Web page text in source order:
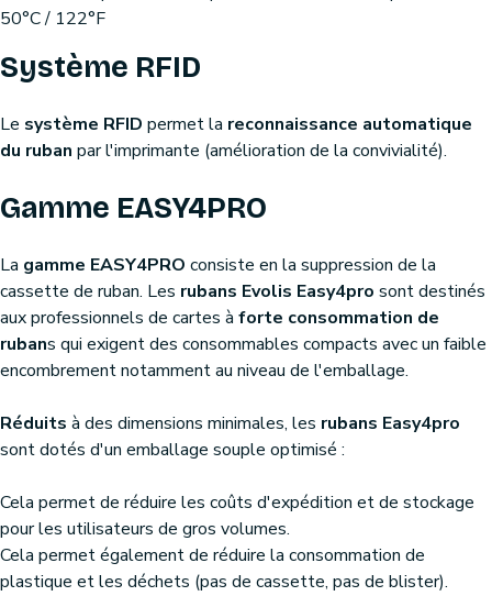
50°C / 122°F
Système RFID
Le système RFID permet la reconnaissance automatique
du ruban par l'imprimante (amélioration de la convivialité).
Gamme EASY4PRO
La gamme EASY4PRO consiste en la suppression de la
cassette de ruban. Les rubans Evolis Easy4pro sont destinés
aux professionnels de cartes à forte consommation de
rubans qui exigent des consommables compacts avec un faible
encombrement notamment au niveau de l'emballage.
Réduits à des dimensions minimales, les rubans Easy4pro
sont dotés d'un emballage souple optimisé :
Cela permet de réduire les coûts d'expédition et de stockage
pour les utilisateurs de gros volumes.
Cela permet également de réduire la consommation de
plastique et les déchets (pas de cassette, pas de blister).